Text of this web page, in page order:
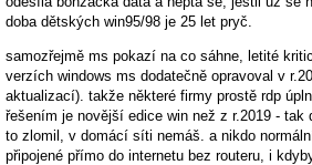
doba dětských win95/98 je 25 let pryč.
samozřejmě ms pokazí na co sáhne, letité
verzích windows ms dodatečně opravoval v
aktualizací). takže některé firmy prostě rdp
řešením je novější edice win než z r.2019 - tak
to zlomil, v domácí síti nemáš. a nikdo
připojené přímo do internetu bez routeru, i